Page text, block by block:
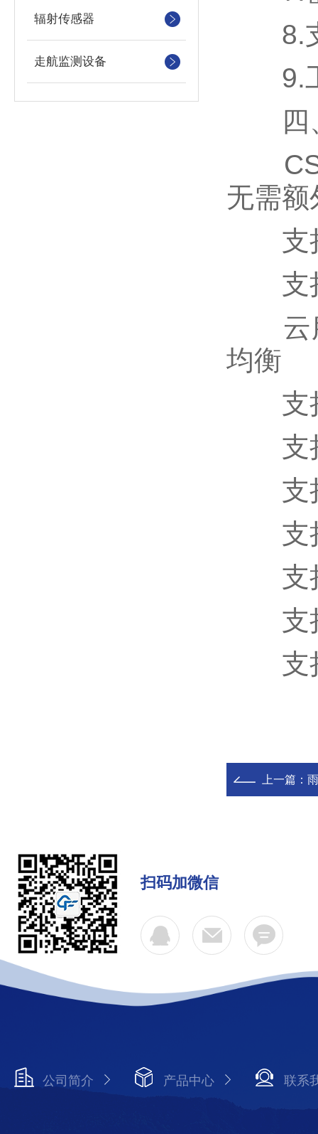
辐射传感器
走航监测设备
8.支
9.工
四、
CS
无需额
支持
支持
云服
均衡
支持
支持
支持
支持
支持
支持
支持
上一篇： 雨
扫码加微信
公司简介 产品中心 联系